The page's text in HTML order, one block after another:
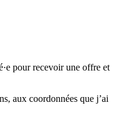
pour recevoir une offre et
aux coordonnées que j’ai